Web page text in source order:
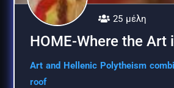
25 μέλη
HOME-Where the Art
Art and Hellenic Polytheism
roof